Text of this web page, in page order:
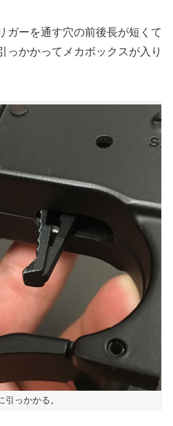
ガーを通す穴の前後長が短くて
っかかってメカボックスが入り
引っかかる。